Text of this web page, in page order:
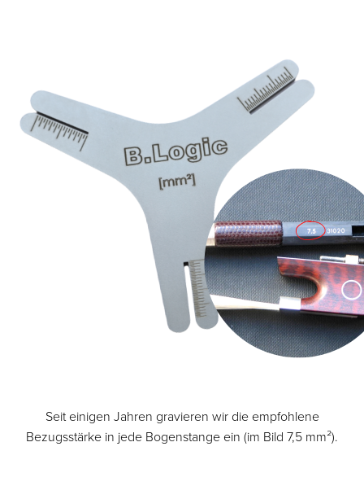
Seit einigen Jahren gravieren wir die empfohlene
Bezugsstärke in jede Bogenstange ein (im Bild 7,5 mm²).